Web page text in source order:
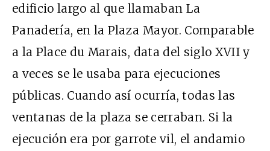
edificio largo al que llamaban La
Panadería, en la Plaza Mayor. Comparable
a la Place du Marais, data del siglo XVII y
a veces se le usaba para ejecuciones
públicas. Cuando así ocurría, todas las
ventanas de la plaza se cerraban. Si la
ejecución era por garrote vil, el andamio